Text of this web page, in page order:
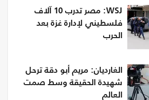
WSJ: مصر تدرب 10 آلاف
فلسطيني لإدارة غزة بعد
الحرب
الغارديان: مريم أبو دقة ترحل
شهيدة الحقيقة وسط صمت
العالم